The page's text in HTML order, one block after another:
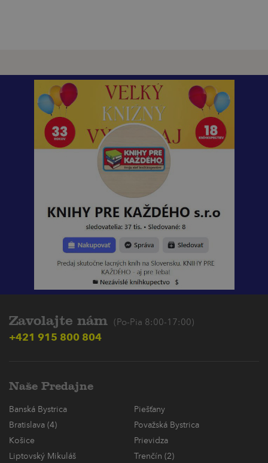
Zavolajte nám (Po-Pia 8:00-17:00)
+421 915 800 804
Naše Predajne
Banská Bystrica
Piešťany
Bratislava (4)
Považská Bystrica
Košice
Prievidza
Liptovský Mikuláš
Trenčín (2)